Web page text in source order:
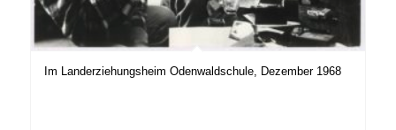
Im Landerziehungsheim Odenwaldschule, Dezember 1968